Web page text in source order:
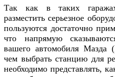
Так как в таких
разместить серьезное
пользуются достаточно
что напрямую
вашего автомобиля Мазда
чем выбрать станцию для
необходимо представлять,